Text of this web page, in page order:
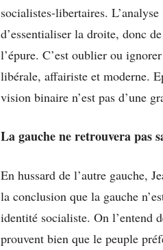
socialistes-libertaires. L’analyse
d’essentialiser la droite, donc
l’épure. C’est oublier ou
libérale, affairiste et moderne.
vision binaire n’est pas d’une
La gauche ne retrouvera pas
En hussard de l’autre gauche,
la conclusion que la gauche
identité socialiste. On l’entend
prouvent bien que le peuple